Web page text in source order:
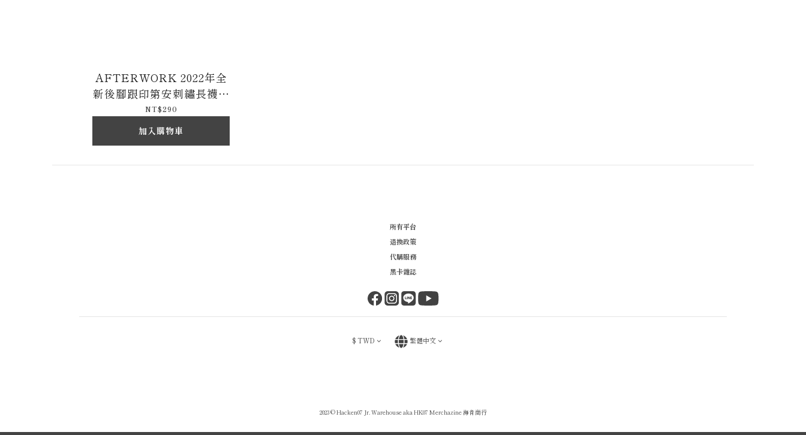
AFTERWORK 2022年全
新後腳跟印第安刺繡長襪專
區
NT$290
加入購物車
所有平台
退換政策
代購服務
黑卡雜誌
$TWD 繁體中文
2023 © Hacken07 Jr. Warehouse aka HK07 Merchazine 海肯商行